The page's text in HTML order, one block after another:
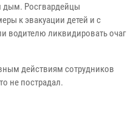
дым. Росгвардейцы
к эвакуации детей и с
водителю ликвидировать очаг
действиям сотрудников
не пострадал.